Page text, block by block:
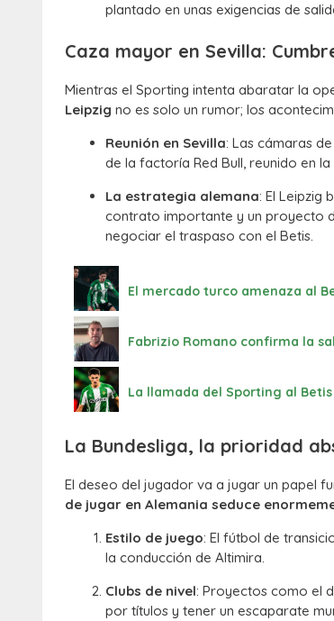
plantado en unas exigencias de
Caza mayor en Sevilla:
Mientras el Sporting intenta abaratar la
Leipzig no es solo un rumor; los
Reunión en Sevilla: Las cámaras de
de la factoría Red Bull, reunido en
La estrategia alemana: El Leipzig
contrato importante y un proyecto
negociar el traspaso con el Betis.
El mercado turco amenaza al
Fabrizio Romano confirma la
La llamada del Sporting al
La Bundesliga, la prioridad
El deseo del jugador va a jugar un papel
de jugar en Alemania seduce
Estilo de juego: El fútbol de
la conducción de Altimira.
Clubs de nivel: Proyectos como el
por títulos y tener un escaparate